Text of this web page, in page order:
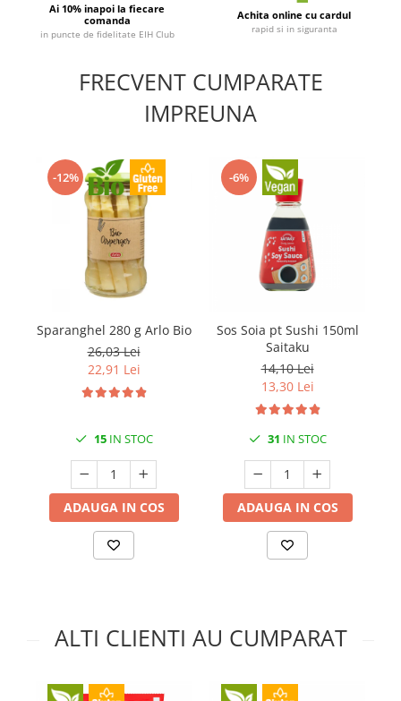
Ai 10% inapoi la fiecare
comanda
in puncte de fidelitate EIH Club
Achita online cu cardul
rapid si in siguranta
FRECVENT CUMPARATE
IMPREUNA
-12%
Sparanghel 280 g Arlo Bio
26,03 Lei
22,91 Lei
15IN STOC
ADAUGA IN COS
-6%
Sos Soia pt Sushi 150ml
Saitaku
14,10 Lei
13,30 Lei
31 IN STOC
ADAUGA IN COS
ALTI CLIENTI AU CUMPARAT